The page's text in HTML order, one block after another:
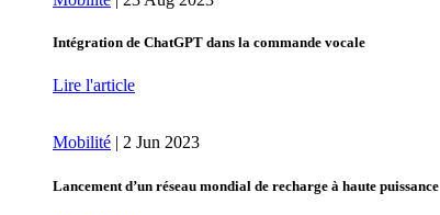
Intégration de ChatGPT dans la commande vocale
Lire l'article
Mobilité 2 Jun 2023
Lancement d’un réseau mondial de recharge à haute puissance